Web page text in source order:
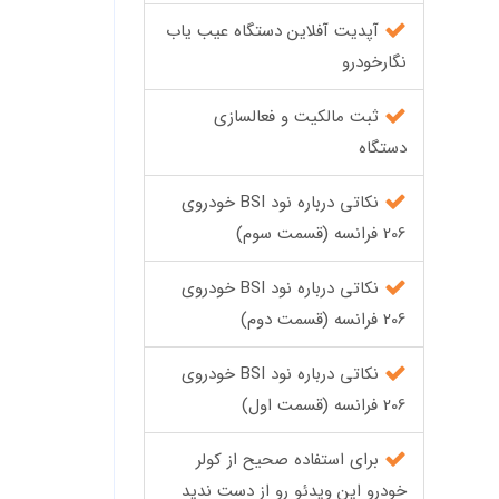
آپدیت آفلاین دستگاه عیب یاب
نگارخودرو
ثبت مالکیت و فعالسازی
دستگاه
نکاتی درباره نود BSI خودروی
206 فرانسه (قسمت سوم)
نکاتی درباره نود BSI خودروی
206 فرانسه (قسمت دوم)
نکاتی درباره نود BSI خودروی
206 فرانسه (قسمت اول)
برای استفاده صحیح از کولر
خودرو این ویدئو رو از دست ندید